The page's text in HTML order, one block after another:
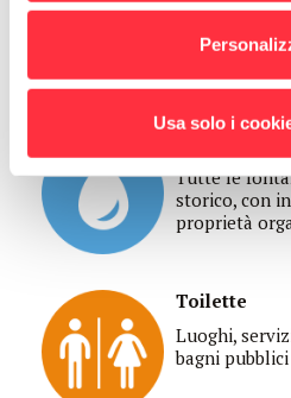
Usa solo i
raccolta con
alla raccolta
dove sono, a
possibile
Tutte le
storico, con
proprietà
Toilette
Luoghi,
bagni